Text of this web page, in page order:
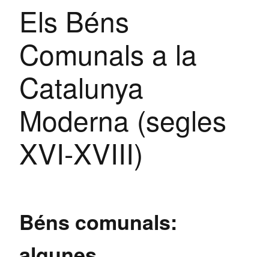
Els Béns
Comunals a la
Catalunya
Moderna (segles
XVI-XVIII)
Béns comunals: